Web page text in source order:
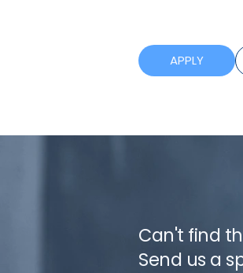
APPLY
Can't find
Send us a